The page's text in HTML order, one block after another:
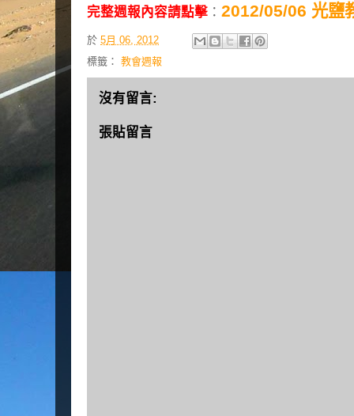
完整週報內容請點擊 ： 2012/05/06 光鹽
於 5月 06, 2012
標籤： 教會週報
沒有留言:
張貼留言